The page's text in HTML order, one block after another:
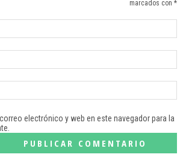
marcados con *
electrónico y web en este navegador para la